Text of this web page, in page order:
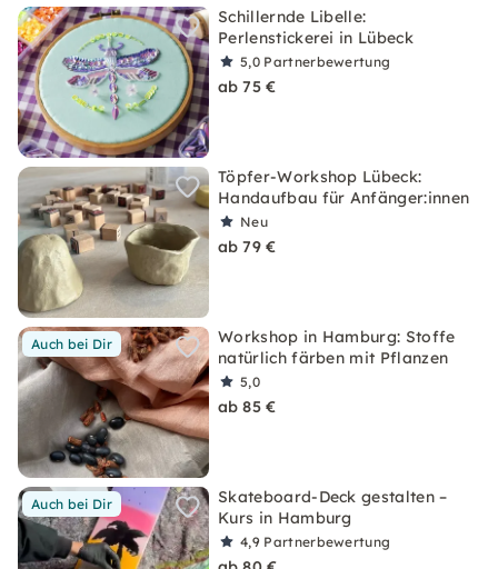
Schillernde Libelle:
Perlenstickerei in Lübeck
5,0 Partnerbewertung
ab 75 €
Töpfer-Workshop Lübeck:
Handaufbau für Anfänger:innen
Neu
ab 79 €
Auch bei Dir
Workshop in Hamburg: Stoffe
natürlich färben mit Pflanzen
5,0
ab 85 €
Auch bei Dir
Skateboard-Deck gestalten –
Kurs in Hamburg
4,9 Partnerbewertung